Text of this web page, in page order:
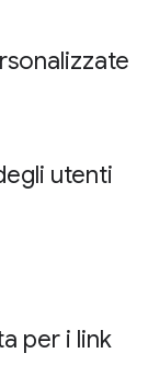
utenti
per i link